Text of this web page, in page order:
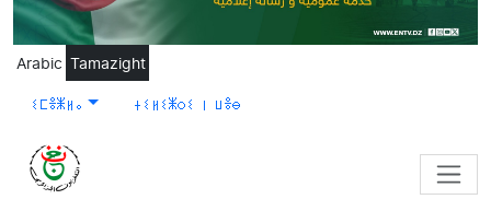
Arabic Tamazight
ⵉⵎⴻⵥⵍⴰ ⵜⵉⵍⵉⵥⵔⵉ ⵏ ⵡⴻⴱ